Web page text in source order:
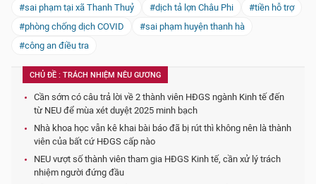
#sai phạm tại xã Thanh Thuỷ
#dịch tả lợn Châu Phi
#tiền hỗ trợ
#phòng chống dịch COVID
#sai phạm huyện thanh hà
#công an điều tra
CHỦ ĐỀ : TRÁCH NHIỆM NÊU GƯƠNG
Cần sớm có câu trả lời về 2 thành viên HĐGS ngành Kinh tế đến
từ NEU để mùa xét duyệt 2025 minh bạch
Nhà khoa học vẫn kê khai bài báo đã bị rút thì không nên là thành
viên của bất cứ HĐGS cấp nào
NEU vượt số thành viên tham gia HĐGS Kinh tế, cần xử lý trách
nhiệm người đứng đầu